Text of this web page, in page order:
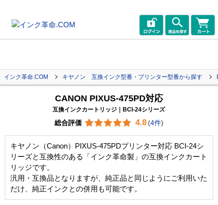
インク革命.COM キヤノン 互換インク型番・プリンター型番から探す
CANON PIXUS-475PD対応
互換インクカートリッジ｜BCI-24シリーズ
総合評価 4.8 (4件)
キヤノン（Canon）PIXUS-475PDプリンター対応 BCI-24シ
リーズと互換性のある「インク革命製」の互換インクカート
リッジです。
汎用・互換品となりますが、純正品と同じようにご利用いた
だけ、純正インクとの併用も可能です。